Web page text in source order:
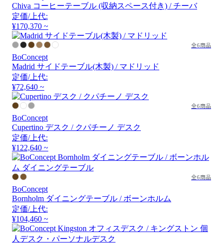
Chiva コーヒーテーブル (収納スペース付き) / チーバ
定価/上代:
¥170,370 ~
全6商品
BoConcept
Madrid サイドテーブル(木製) / マドリッド
定価/上代:
¥72,640 ~
全6商品
BoConcept
Cupertino デスク / クパチーノ デスク
定価/上代:
¥122,640 ~
全6商品
BoConcept
Bornholm ダイニングテーブル / ボーンホルム
定価/上代:
¥104,460 ~